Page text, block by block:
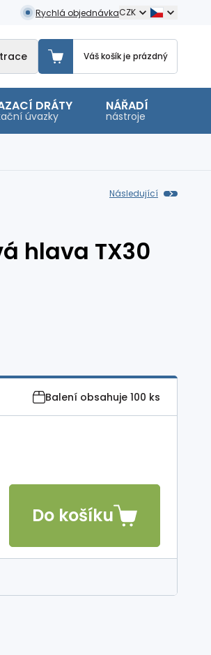
Rychlá objednávkaCZK
Váš košík je prázdný
DRÁTY
úvazky
NÁŘADÍ
nástroje
Následující
hlava TX30
Balení obsahuje 100 ks
Do košíku